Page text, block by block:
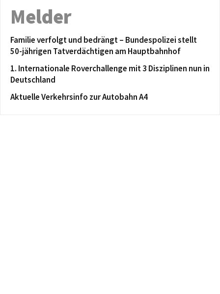
Melder
Familie verfolgt und bedrängt – Bundespolizei stellt
50-jährigen Tatverdächtigen am Hauptbahnhof
1. Internationale Roverchallenge mit 3 Disziplinen nun in
Deutschland
Aktuelle Verkehrsinfo zur Autobahn A4